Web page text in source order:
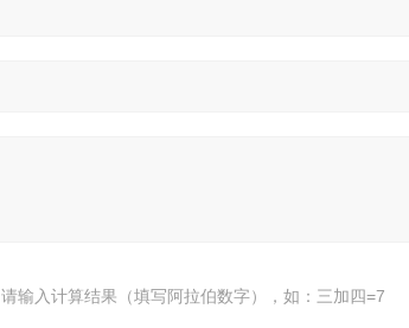
请输入计算结果（填写阿拉伯数字），如：三加四=7